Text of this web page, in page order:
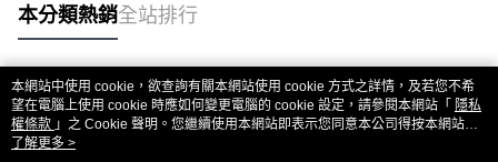
本分類熱銷全站排行
熱門標籤
本網站中使用 cookie，欲查詢有關本網站使用 cookie 方式之詳情，及若您不希
望在電腦上使用 cookie 時應如何變更電腦的 cookie 設定，請參閱本網站「 隱私
權條款 」之 Cookie 聲明。您繼續使用本網站即表示您同意本公司得按本網站使
用條款之 Cookie 聲明使用 cookie。
了解更多 >